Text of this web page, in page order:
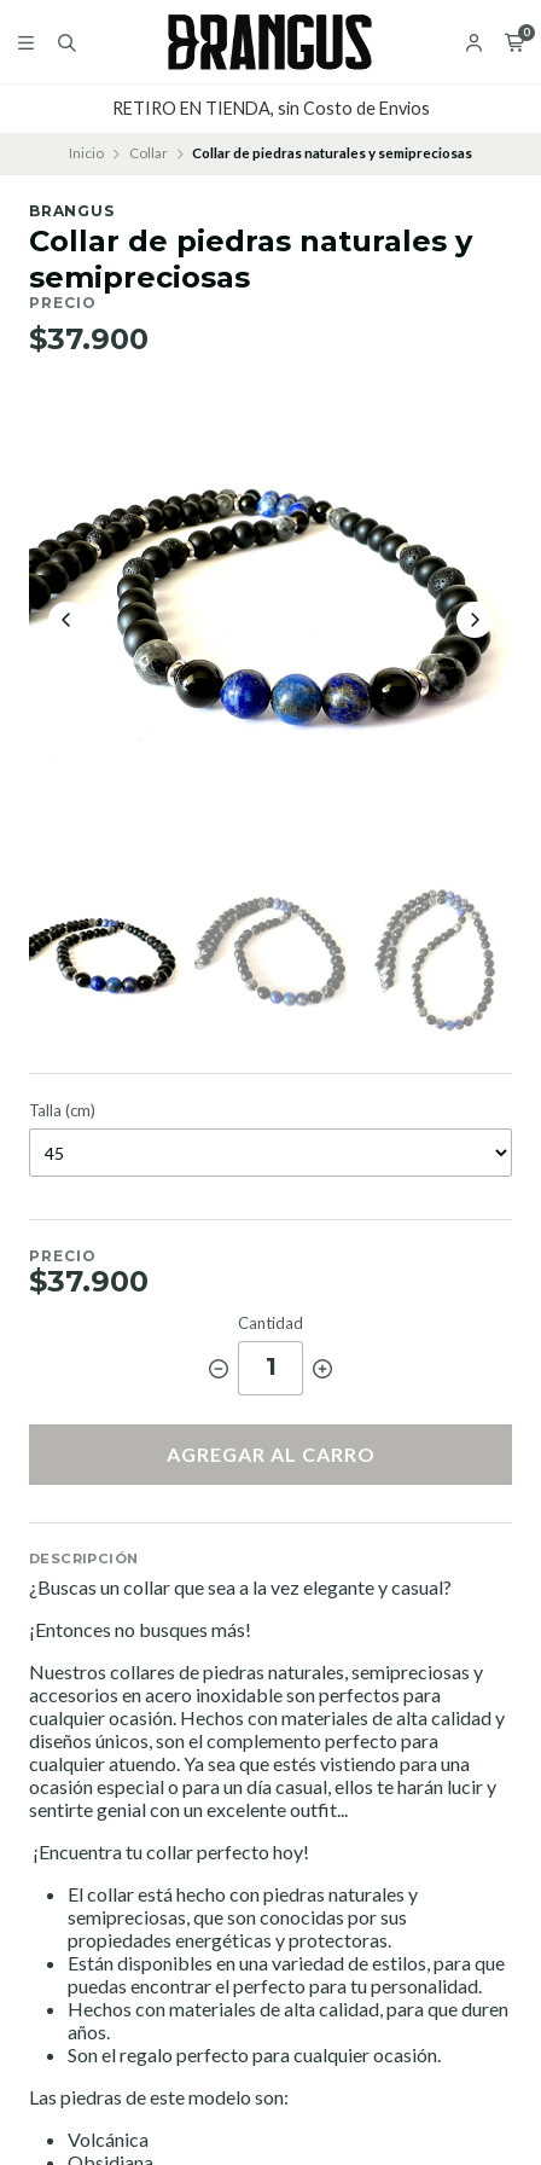
0
RETIRO EN TIENDA, sin Costo de Envios
Inicio Collar Collar de piedras naturales y semipreciosas
BRANGUS
Collar de piedras naturales y
semipreciosas
PRECIO
$37.900
Talla (cm)
PRECIO
$37.900
Cantidad
1
AGREGAR AL CARRO
DESCRIPCIÓN
¿Buscas un collar que sea a la vez elegante y casual?
¡Entonces no busques más!
Nuestros collares de piedras naturales, semipreciosas y
accesorios en acero inoxidable son perfectos para
cualquier ocasión. Hechos con materiales de alta calidad y
diseños únicos, son el complemento perfecto para
cualquier atuendo. Ya sea que estés vistiendo para una
ocasión especial o para un día casual, ellos te harán lucir y
sentirte genial con un excelente outfit...
¡Encuentra tu collar perfecto hoy!
El collar está hecho con piedras naturales y
semipreciosas, que son conocidas por sus
propiedades energéticas y protectoras.
Están disponibles en una variedad de estilos, para que
puedas encontrar el perfecto para tu personalidad.
Hechos con materiales de alta calidad, para que duren
años.
Son el regalo perfecto para cualquier ocasión.
Las piedras de este modelo son:
Volcánica